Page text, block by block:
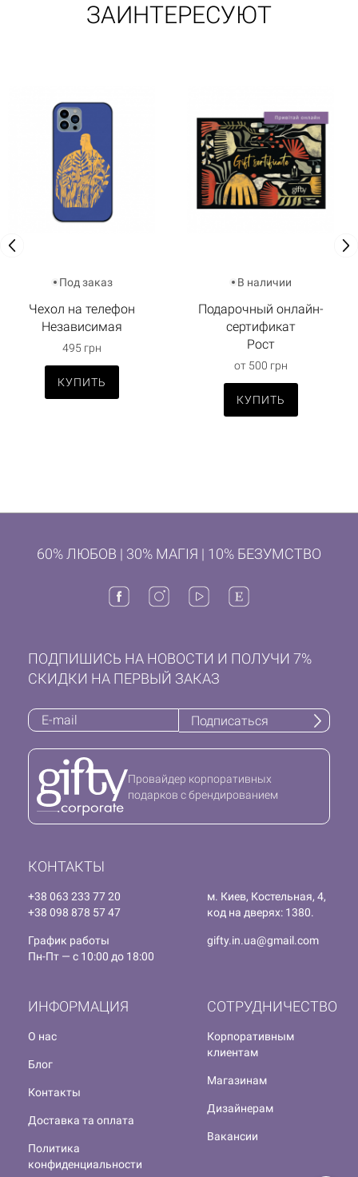
ЗАИНТЕРЕСУЮТ
Под заказ
Чехол на телефон
Независимая
495 грн
КУПИТЬ
В наличии
Подарочный онлайн-
сертификат
Рост
от 500 грн
КУПИТЬ
60% ЛЮБОВ | 30% МАГІЯ | 10% БЕЗУМСТВО
КОНТАКТЫ
+38 063 233 77 20
+38 098 878 57 47
м. Киев, Костельная, 4,
код на дверях: 1380.
График работы
Пн-Пт — с 10:00 до 18:00
gifty.in.ua@gmail.com
СОТРУДНИЧЕСТВО
Корпоративным
клиентам
Магазинам
Дизайнерам
Вакансии
ИНФОРМАЦИЯ
О нас
Блог
Контакты
Доставка та оплата
Политика
конфиденциальности
ПОДПИШИСЬ НА НОВОСТИ И ПОЛУЧИ 7%
СКИДКИ НА ПЕРВЫЙ ЗАКАЗ
Подписаться
Провайдер корпоративных
подарков с брендированием